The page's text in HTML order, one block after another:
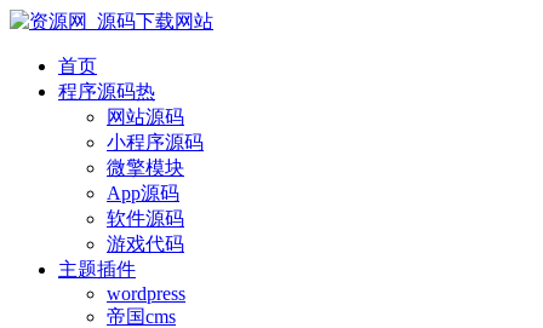
首页
程序源码热
网站源码
小程序源码
微擎模块
App源码
软件源码
游戏代码
主题插件
wordpress
帝国cms